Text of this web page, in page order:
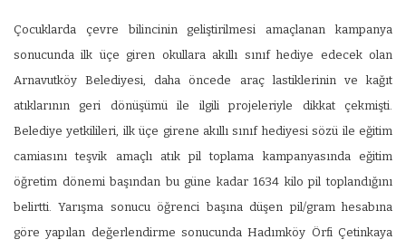
Çocuklarda çevre bilincinin geliştirilmesi amaçlanan kampanya
sonucunda ilk üçe giren okullara akıllı sınıf hediye edecek olan
Arnavutköy Belediyesi, daha öncede araç lastiklerinin ve kağıt
atıklarının geri dönüşümü ile ilgili projeleriyle dikkat çekmişti.
Belediye yetkilileri, ilk üçe girene akıllı sınıf hediyesi sözü ile eğitim
camiasını teşvik amaçlı atık pil toplama kampanyasında eğitim
öğretim dönemi başından bu güne kadar 1634 kilo pil toplandığını
belirtti. Yarışma sonucu öğrenci başına düşen pil/gram hesabına
göre yapılan değerlendirme sonucunda Hadımköy Örfi Çetinkaya